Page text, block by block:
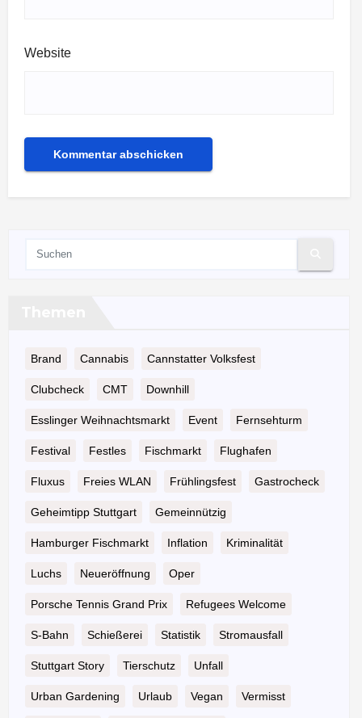
Website
Brand Cannabis Cannstatter Volksfest
Clubcheck CMT Downhill
Esslinger Weihnachtsmarkt Event Fernsehturm
Festival Festles Fischmarkt Flughafen
Fluxus Freies WLAN Frühlingsfest Gastrocheck
Geheimtipp Stuttgart Gemeinnützig
Hamburger Fischmarkt Inflation Kriminalität
Luchs Neueröffnung Oper
Porsche Tennis Grand Prix Refugees Welcome
S-Bahn Schießerei Statistik Stromausfall
Stuttgart Story Tierschutz Unfall
Urban Gardening Urlaub Vegan Vermisst